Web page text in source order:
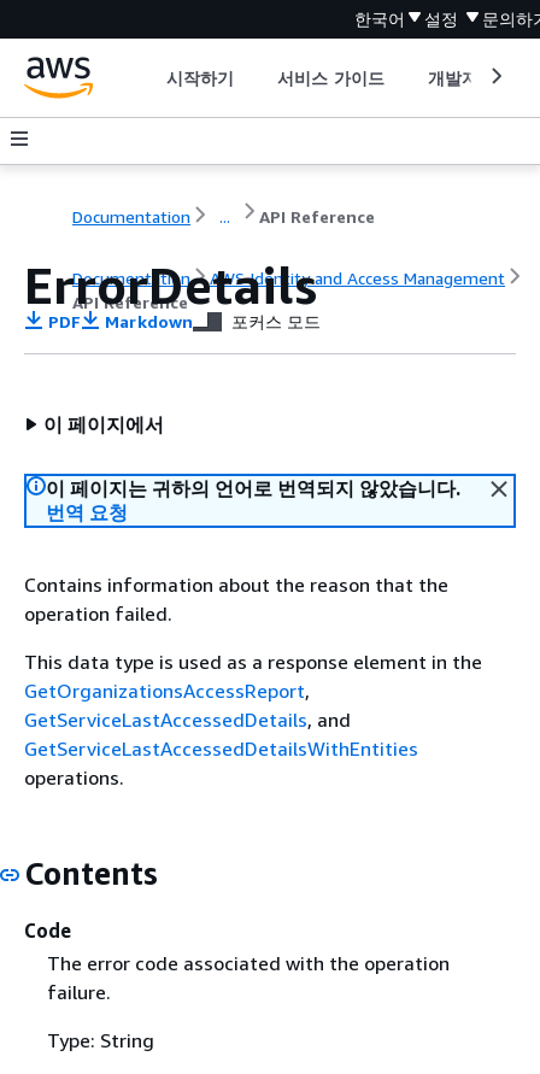
한국어 설정 문의하
시작하기 서비스 가이드 개발자 도구
Documentation ... API Reference
Documentation
AWS Identity and Access Management
API Reference
ErrorDetails
PDF Markdown 포커스 모드
이 페이지에서
이 페이지는 귀하의 언어로 번역되지 않았습니다.
번역 요청
Contains information about the reason that the
operation failed.
This data type is used as a response element in the
GetOrganizationsAccessReport,
GetServiceLastAccessedDetails, and
GetServiceLastAccessedDetailsWithEntities
operations.
Contents
Code
The error code associated with the operation
failure.
Type: String